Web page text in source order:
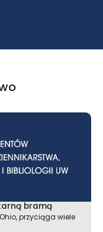
bramą
przyciąga wiele